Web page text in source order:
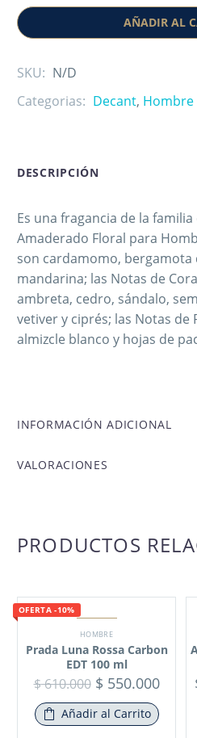
AÑADIR AL
SKU: N/D
Categorias: Decant, Hombre
DESCRIPCIÓN
Es una fragancia de la
Amaderado Floral para
son cardamomo, bergamota
mandarina; las Notas de
ambreta, cedro, sándalo,
vetiver y ciprés; las Notas de
almizcle blanco y hojas de
INFORMACIÓN ADICIONAL
VALORACIONES
PRODUCTOS
OFERTA -10%
HOMBRE
Prada Luna Rossa Carbon
EDT 100 ml
$610.000 $ 550.000
Añadir al Carrito